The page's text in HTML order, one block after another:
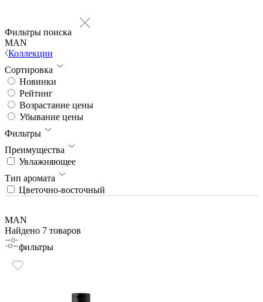
Фильтры поиска
MAN
Коллекции
Сортировка
Новинки
Рейтинг
Возрастание цены
Убывание цены
Фильтры
Преимущества
Увлажняющее
Тип аромата
Цветочно-восточный
MAN
Найдено 7 товаров
фильтры